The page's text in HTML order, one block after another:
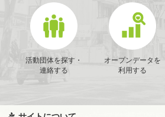
活動団体を探す・
連絡する
オープンデータを
利用する